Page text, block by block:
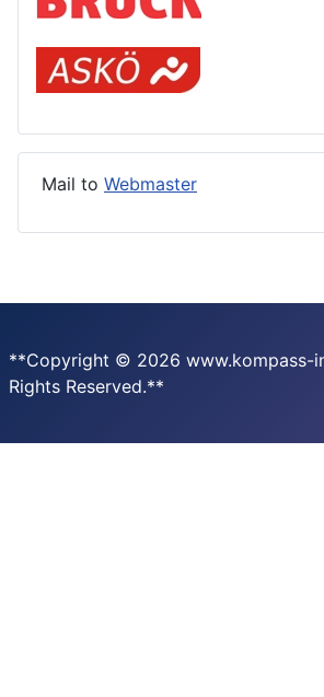
Mail to Webmaster
**Copyright © 2026 www.kompass-
Rights Reserved.**